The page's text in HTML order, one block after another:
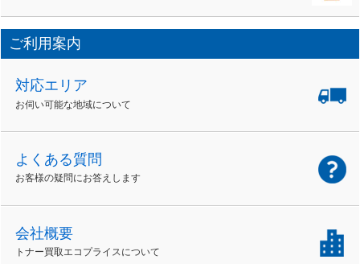
ご利用案内
対応エリア
お伺い可能な地域について
よくある質問
お客様の疑問にお答えします
会社概要
トナー買取エコプライスについて